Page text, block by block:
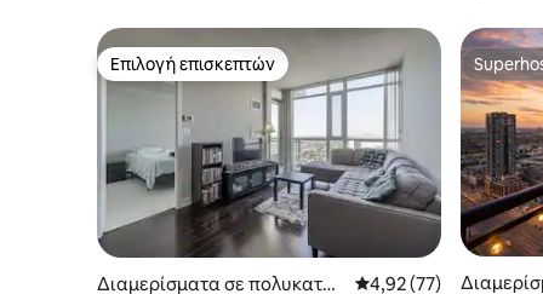
Επιλογή επισκεπτών
Επιλογή επισκεπτών
Διαμερίσματα σε πολυκατοι
Μέση βαθμολογία:
4,92 (77)